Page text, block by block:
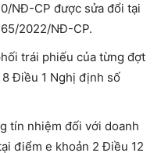
NĐ-CP được sửa đổi tại
2022/NĐ-CP.
trái phiếu của từng đợt
8 Điều 1 Nghị định số
tín nhiệm đối với doanh
điểm e khoản 2 Điều 12